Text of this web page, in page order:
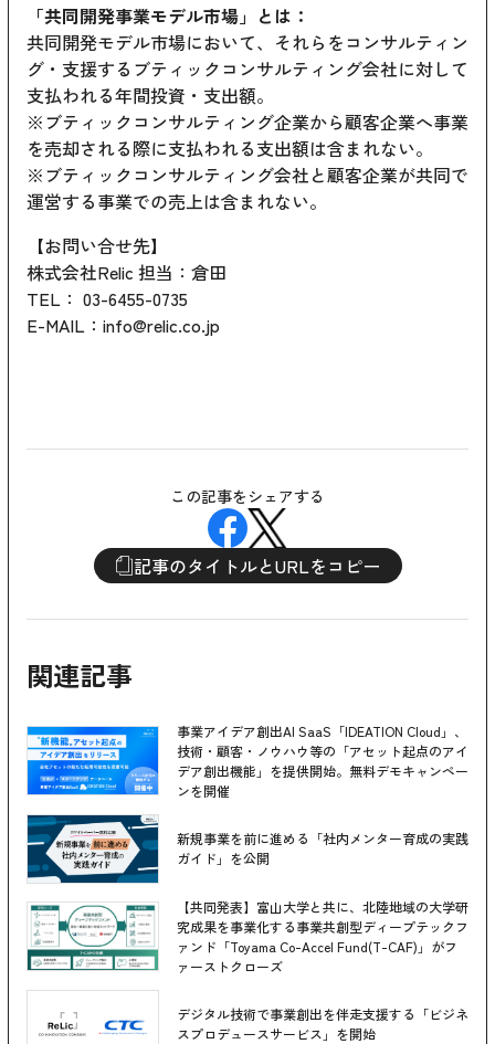
「共同開発事業モデル市場」とは：
共同開発モデル市場において、それらをコンサルティン
グ・支援するブティックコンサルティング会社に対して
支払われる年間投資・支出額。
※ブティックコンサルティング企業から顧客企業へ事業
を売却される際に支払われる支出額は含まれない。
※ブティックコンサルティング会社と顧客企業が共同で
運営する事業での売上は含まれない。
【お問い合せ先】
株式会社Relic 担当：倉田
TEL： 03-6455-0735
E-MAIL：info@relic.co.jp
この記事をシェアする
記事のタイトルとURLをコピー
関連記事
事業アイデア創出AI SaaS「IDEATION Cloud」、
技術・顧客・ノウハウ等の「アセット起点のアイ
デア創出機能」を提供開始。無料デモキャンペー
ンを開催
新規事業を前に進める「社内メンター育成の実践
ガイド」を公開
【共同発表】富山大学と共に、北陸地域の大学研
究成果を事業化する事業共創型ディープテックフ
ァンド「Toyama Co-Accel Fund(T-CAF)」がフ
ァーストクローズ
デジタル技術で事業創出を伴走支援する「ビジネ
スプロデュースサービス」を開始